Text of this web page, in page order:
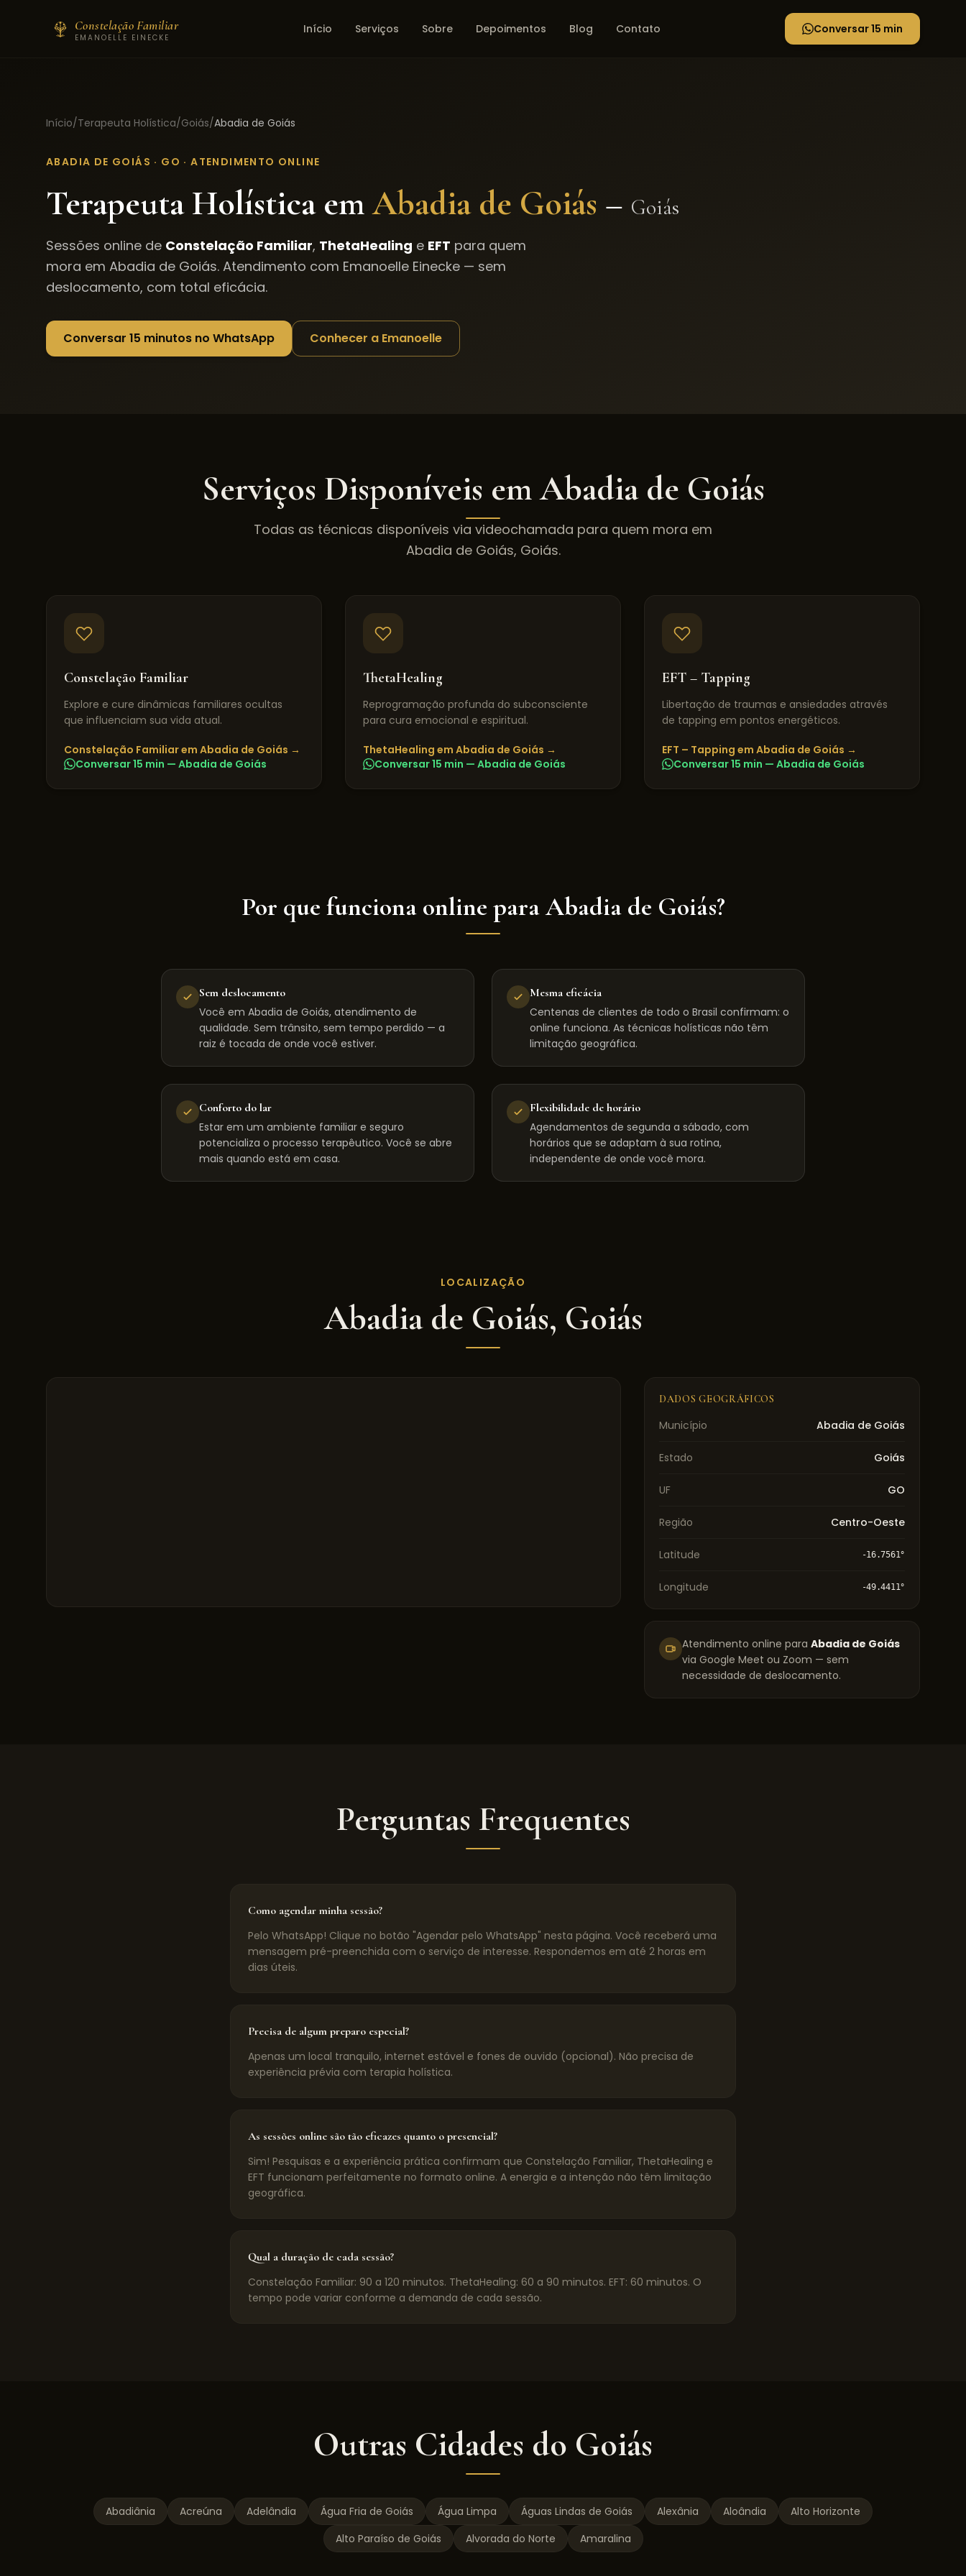
Constelação Familiar
EMANOELLE EINECKE
Início Serviços Sobre Depoimentos Blog Contato Conversar 15 min
Início/Terapeuta Holística/Goiás/Abadia de Goiás
ABADIA DE GOIÁS · GO · ATENDIMENTO ONLINE
Terapeuta Holística emAbadia de Goiás – Goiás
Sessões online de Constelação Familiar, ThetaHealing e EFT para quem
mora em Abadia de Goiás. Atendimento com Emanoelle Einecke — sem
deslocamento, com total eficácia.
Conversar 15 minutos no WhatsApp Conhecer a Emanoelle
Serviços Disponíveis emAbadia de Goiás
Todas as técnicas disponíveis via videochamada para quem mora em
Abadia de Goiás, Goiás.
Constelação Familiar
Explore e cure dinâmicas familiares ocultas
que influenciam sua vida atual.
Constelação Familiarem Abadia de Goiás →
Conversar 15 min — Abadia de Goiás
ThetaHealing
Reprogramação profunda do subconsciente
para cura emocional e espiritual.
ThetaHealing em Abadia de Goiás →
Conversar 15 min — Abadia de Goiás
EFT – Tapping
Libertação de traumas e ansiedades através
de tapping em pontos energéticos.
EFT – Tapping em Abadia de Goiás →
Conversar 15 min — Abadia de Goiás
Por que funciona online paraAbadia de Goiás?
Sem deslocamento
Você em Abadia de Goiás, atendimento de
qualidade. Sem trânsito, sem tempo perdido — a
raiz é tocada de onde você estiver.
Mesma eficácia
Centenas de clientes de todo o Brasil confirmam: o
online funciona. As técnicas holísticas não têm
limitação geográfica.
Conforto do lar
Estar em um ambiente familiar e seguro
potencializa o processo terapêutico. Você se abre
mais quando está em casa.
Flexibilidade de horário
Agendamentos de segunda a sábado, com
horários que se adaptam à sua rotina,
independente de onde você mora.
LOCALIZAÇÃO
Abadia de Goiás, Goiás
DADOS GEOGRÁFICOS
Município Abadia de Goiás
Estado Goiás
UF GO
Região Centro-Oeste
Latitude -16.7561°
Longitude -49.4411°
Atendimento online para Abadia de Goiás
via Google Meet ou Zoom — sem
necessidade de deslocamento.
Perguntas Frequentes
Como agendar minha sessão?
Pelo WhatsApp! Clique no botão "Agendar pelo WhatsApp" nesta página. Você receberá uma
mensagem pré-preenchida com o serviço de interesse. Respondemos em até 2 horas em
dias úteis.
Precisa de algum preparo especial?
Apenas um local tranquilo, internet estável e fones de ouvido (opcional). Não precisa de
experiência prévia com terapia holística.
As sessões online são tão eficazes quanto o presencial?
Sim! Pesquisas e a experiência prática confirmam que Constelação Familiar, ThetaHealing e
EFT funcionam perfeitamente no formato online. A energia e a intenção não têm limitação
geográfica.
Qual a duração de cada sessão?
Constelação Familiar: 90 a 120 minutos. ThetaHealing: 60 a 90 minutos. EFT: 60 minutos. O
tempo pode variar conforme a demanda de cada sessão.
Outras Cidades do Goiás
Abadiânia Acreúna Adelândia Água Fria de Goiás Água Limpa Águas Lindas de Goiás Alexânia Aloândia
Alto Horizonte
Alto Paraíso de Goiás
Alvorada do Norte Amaralina